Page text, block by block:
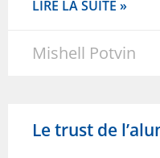
LIRE LA SUITE »
Mishell Potvin
Le trust de